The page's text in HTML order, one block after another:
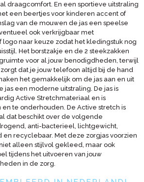
draagcomfort. En een sportieve uitstraling
een beertjes voor kinderen accent of
van de mouwen de jas een speelse
ook verkrijgbaar met
logo naar keuze zodat het kledingstuk nog
Het borstzakje en de 2 steekzakken
voor al jouw benodigdheden, terwijl
dat je jouw telefoon altijd bij de hand
het gemakkelijk om de jas aan en uit
jas een moderne uitstraling. De jas is
Active Stretchmateriaal en is
te onderhouden. De Active stretch is
dat beschikt over de volgende
anti-bacterieel, lichtgewicht,
en recyclebaar. Met deze zorgjas voorzien
alleen stijlvol gekleed, maar ook
tijdens het uitvoeren van jouw
in de zorg.